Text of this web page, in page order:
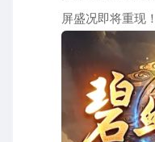
屏盛况即将重现！